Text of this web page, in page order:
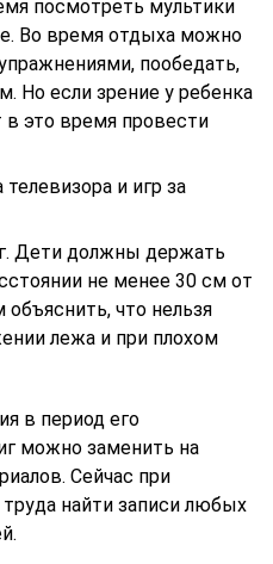
посмотреть мультики
Во время отдыха можно
пообедать,
Но если зрение у ребенка
это время провести
и игр за
Дети должны держать
не менее 30 см от
объяснить, что нельзя
лежа и при плохом
в период его
можно заменить на
Сейчас при
найти записи любых